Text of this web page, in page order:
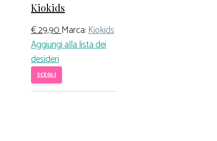
Kiokids
€29,90Marca:Kiokids
Aggiungi alla lista dei
desideri
SCEGLI